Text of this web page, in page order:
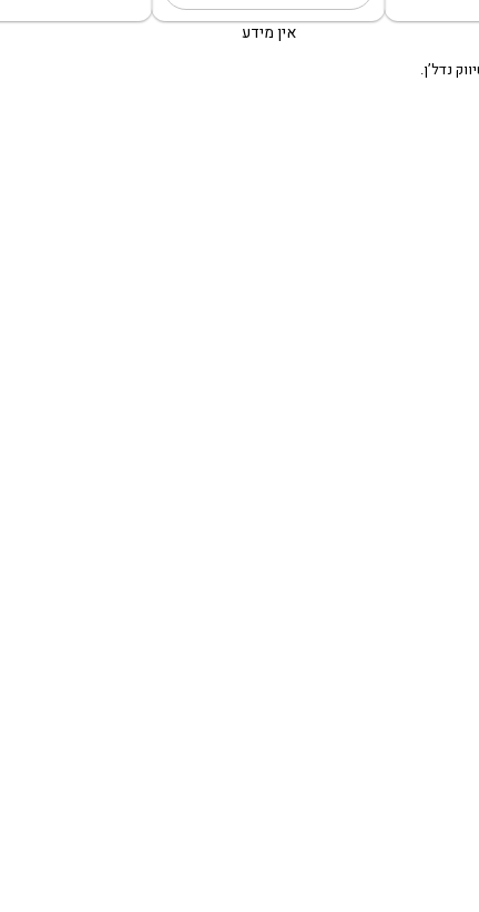
אין מידע
נדל’ן.